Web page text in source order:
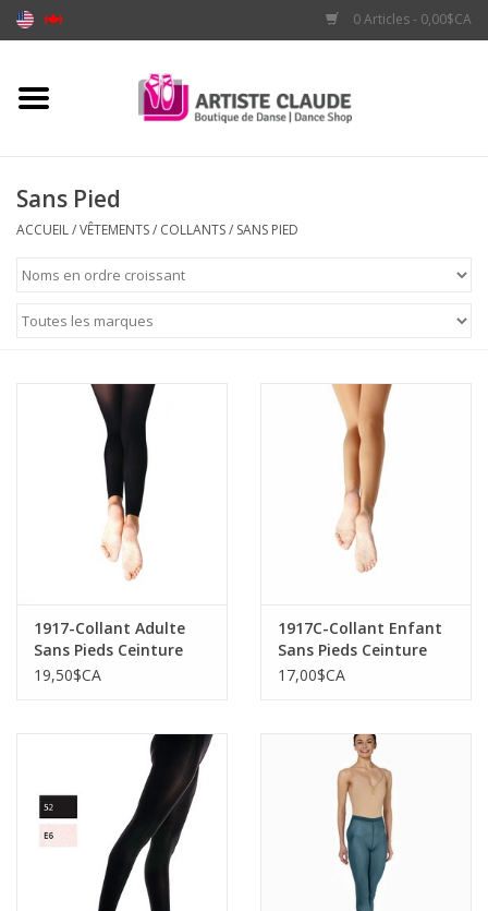
0 Articles - 0,00$CA
Accueil
Vêtements
Sans Pied
ACCUEIL/VÊTEMENTS/ COLLANTS/ SANS PIED
1917-Collant Adulte
Sans Pieds Ceinture
Tricoté
19,50$CA
1917C-Collant Enfant
Sans Pieds Ceinture
Tricoté
17,00$CA